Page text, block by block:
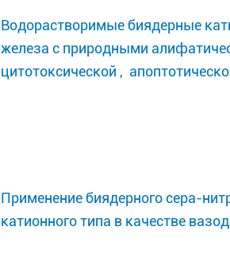
Водорастворимые биядерные
железа с природными
цитотоксической ,
Применение биядерного сера-
катионного типа в качестве